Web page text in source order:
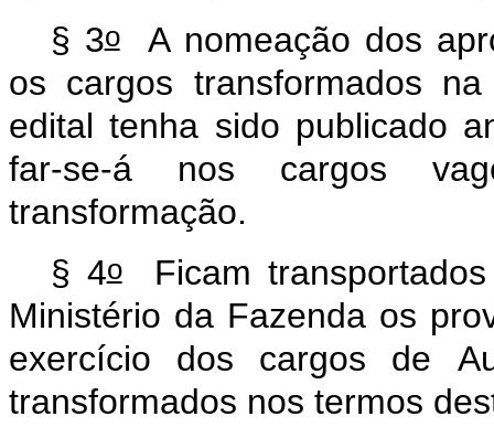
§ 3o A nomeação dos
os cargos transformados na
edital tenha sido publicado
far-se-á
nos cargos
transformação.
§ 4o Ficam transportados
Ministério da Fazenda os
exercício
dos cargos de
transformados nos termos